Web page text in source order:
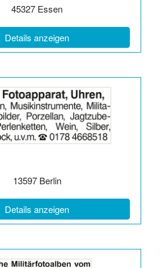
Postleitzahl:
45327 Ort:
Essen
Details anzeigen(ID: 2064144)
der
Anzeige
2064146
anzeigen
|
Postleitzahl:
13597 Ort:
Berlin
Details anzeigen(ID: 2064146)
Details